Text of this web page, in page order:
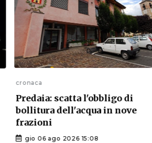
cronaca
Predaia: scatta l'obbligo di
bollitura dell'acqua in nove
frazioni
gio 06 ago 2026 15:08